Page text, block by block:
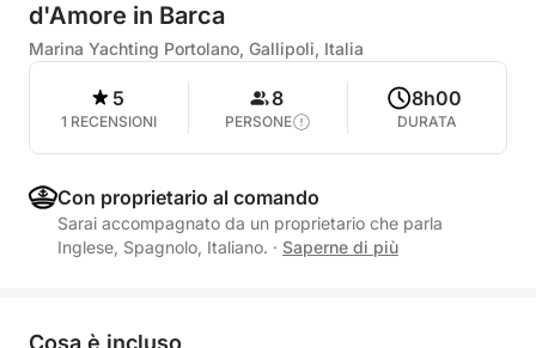
d'Amore in Barca
Marina Yachting Portolano, Gallipoli, Italia
5
1 RECENSIONI
8
PERSONE
8h00
DURATA
Con proprietario al comando
Sarai accompagnato da un proprietario che parla
Inglese, Spagnolo, Italiano. · Saperne di più
Cosa è incluso